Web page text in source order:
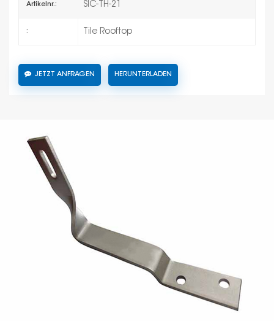
Artikelnr.: SIC-TH-21
: Tile Rooftop
JETZT ANFRAGEN HERUNTERLADEN